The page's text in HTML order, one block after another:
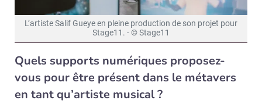
L’artiste Salif Gueye en pleine production de son projet pour
Stage11. - © Stage11
Quels supports numériques proposez-
vous pour être présent dans le métavers
en tant qu’artiste musical ?